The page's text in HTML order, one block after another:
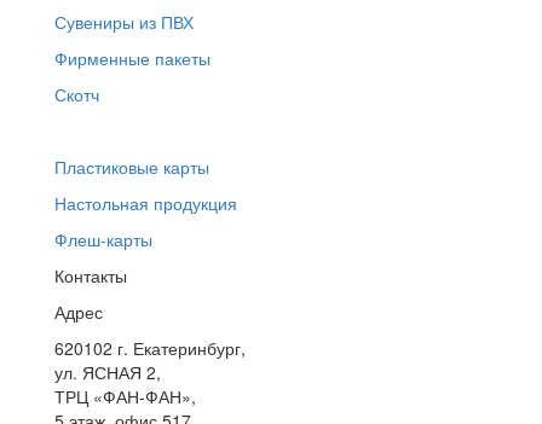
Сувениры из ПВХ
Фирменные пакеты
Скотч
Пластиковые карты
Настольная продукция
Флеш-карты
Контакты
Адрес
620102 г. Екатеринбург,
ул. ЯСНАЯ 2,
ТРЦ «ФАН-ФАН»,